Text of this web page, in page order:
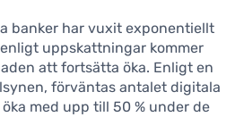
banker har vuxit exponentiellt
uppskattningar kommer
att fortsätta öka. Enligt en
förväntas antalet digitala
med upp till 50 % under de